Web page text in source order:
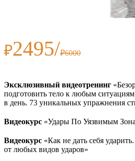
₽2495/₽6000
Эксклюзивный видеотренинг
подготовить тело к любым
в день. 73 уникальных упражнения
Видеокурс «Удары По Уязвимым
Видеокурс «Как не дать себя
от любых видов ударов»